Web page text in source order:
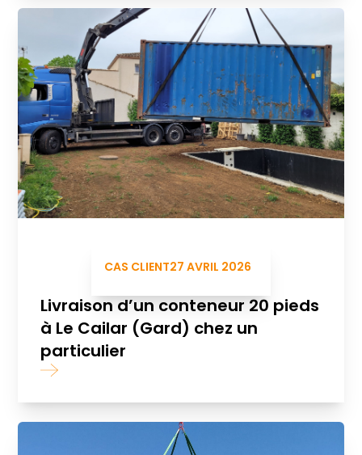
CAS CLIENT27 AVRIL 2026
Livraison d’un conteneur 20 pieds
à Le Cailar (Gard) chez un
particulier